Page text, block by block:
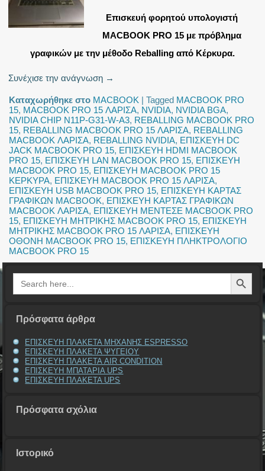
Επισκευή φορητού υπολογιστή
MACBOOK PRO 15 με πρόβλημα
γραφικών με την μέθοδο Reballing από Κέρκυρα.
Συνέχισε την ανάγνωση →
Καταχωρήθηκε στο MACBOOK |Tagged MACBOOK PRO
15, MACBOOK PRO 15 ΛΑΡΙΣΑ, NVIDIA, NVIDIA BGA,
NVIDIA CHIP N11P-G31-W-A3, REBALLING MACBOOK PRO
15, REBALLING MACBOOK PRO 15 ΛΑΡΙΣΑ, REBALLING
MACBOOK ΛΑΡΙΣΑ, REBALLING NVIDIA, ΕΠΙΣΚΕΥΗ DC
JACK MACBOOK PRO 15, ΕΠΙΣΚΕΥΗ HDMI MACBOOK
PRO 15, ΕΠΙΣΚΕΥΗ LAN MACBOOK PRO 15, ΕΠΙΣΚΕΥΗ
MACBOOK PRO 15, ΕΠΙΣΚΕΥΗ MACBOOK PRO 15
ΚΕΡΚΥΡΑ, ΕΠΙΣΚΕΥΗ MACBOOK PRO 15 ΛΑΡΙΣΑ,
ΕΠΙΣΚΕΥΗ USB MACBOOK PRO 15, ΕΠΙΣΚΕΥΗ ΚΑΡΤΑΣ
ΓΡΑΦΙΚΩΝ MACBOOK, ΕΠΙΣΚΕΥΗ ΚΑΡΤΑΣ ΓΡΑΦΙΚΩΝ
MACBOOK ΛΑΡΙΣΑ, ΕΠΙΣΚΕΥΗ ΜΕΝΤΕΣΕ MACBOOK PRO
15, ΕΠΙΣΚΕΥΗ ΜΗΤΡΙΚΗΣ MACBOOK PRO 15, ΕΠΙΣΚΕΥΗ
ΜΗΤΡΙΚΗΣ MACBOOK PRO 15 ΛΑΡΙΣΑ, ΕΠΙΣΚΕΥΗ
ΟΘΟΝΗ MACBOOK PRO 15, ΕΠΙΣΚΕΥΗ ΠΛΗΚΤΡΟΛΟΓΙΟ
MACBOOK PRO 15
Search
for:
Search Button
Πρόσφατα άρθρα
ΕΠΙΣΚΕΥΗ ΠΛΑΚΕΤΑ ΜΗΧΑΝΗΣ ESPRESSO
ΕΠΙΣΚΕΥΗ ΠΛΑΚΕΤΑ ΨΥΓΕΙΟΥ
ΕΠΙΣΚΕΥΗ ΠΛΑΚΕΤΑ AIR CONDITION
ΕΠΙΣΚΕΥΗ ΜΠΑΤΑΡΙΑ UPS
ΕΠΙΣΚΕΥΗ ΠΛΑΚΕΤΑ UPS
Πρόσφατα σχόλια
Ιστορικό